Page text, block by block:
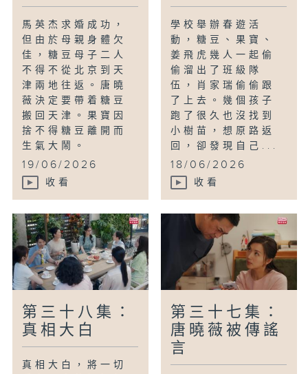
馬英杰求婚成功，
但由於母親身體欠
佳，糖豆母子二人
不得不從北京到天
津兩地往返。唐曉
薇決定要帶着糖豆
搬回天津。果寶因
捨不得糖豆離開而
生氣大鬧。
19/06/2026
收看
學校舉辦春遊活
動，糖豆、果寶、
姜飛虎幾人一起偷
偷溜出了班級隊
伍，肖家瑞偷偷跟
了上去。幾個孩子
跑了很久也沒找到
小樹苗，想原路返
回，卻發現自己...
18/06/2026
收看
第三十八集：
真相大白
真相大白，將一切
第三十七集：
唐曉薇被傳謠
言